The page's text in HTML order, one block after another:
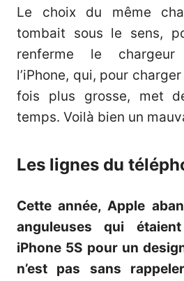
Le choix du même
tombait sous le sens,
renferme le
l’iPhone, qui, pour
fois plus grosse, met
temps. Voilà bien un
Les lignes du
Cette année, Apple
anguleuses qui
iPhone 5S pour un
n’est pas sans